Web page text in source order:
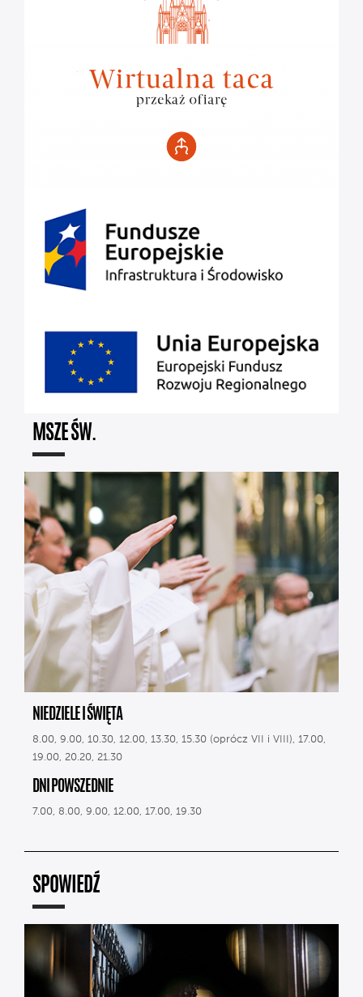
MSZE ŚW.
NIEDZIELE I ŚWIĘTA
8.00, 9.00, 10.30, 12.00, 13.30, 15.30 (oprócz VII i VIII), 17.00,
19.00, 20.20, 21.30
DNI POWSZEDNIE
7.00, 8.00, 9.00, 12.00, 17.00, 19.30
SPOWIEDŹ